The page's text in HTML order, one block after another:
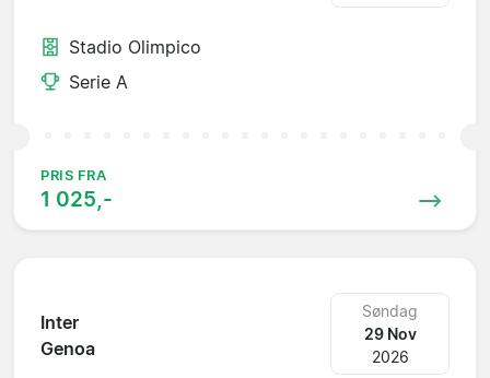
Stadio Olimpico
Serie A
PRIS FRA
1 025,-
Inter
Genoa
Søndag
29 Nov
2026